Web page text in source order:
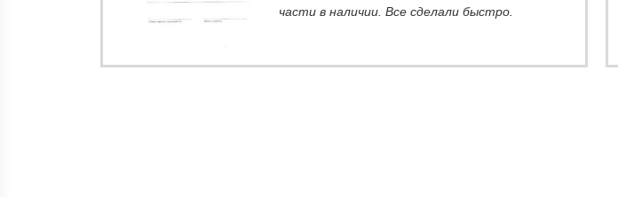
части в наличии. Все сделали быстро.